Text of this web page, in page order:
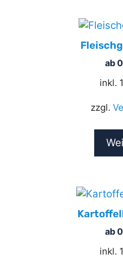
ab
inkl.
zzgl.
ab
inkl.